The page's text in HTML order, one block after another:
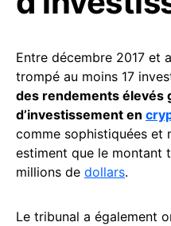
Entre décembre 2017 et
trompé au moins 17
des rendements élevés
d’investissement en
comme sophistiquées et
estiment que le montant
millions de dollars.
Le tribunal a également